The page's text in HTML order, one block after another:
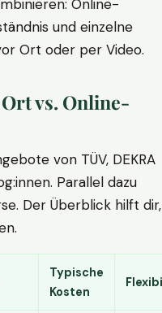
Online-
und einzelne
Ort oder per Video.
vs. Online-
von TÜV, DEKRA
Parallel dazu
Der Überblick hilft dir,
Typische
Kosten